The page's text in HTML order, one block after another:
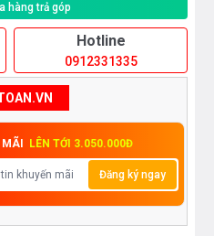
hàng trả góp
Hotline
0912331335
MÃI LÊN TỚI 3.050.000Đ
Đăng ký ngay